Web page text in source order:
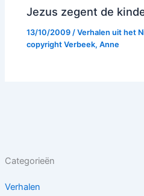
Categorieën
Verhalen
Jezus zegent de
13/10/2009 /Verhalen uit het
copyrightVerbeek, Anne